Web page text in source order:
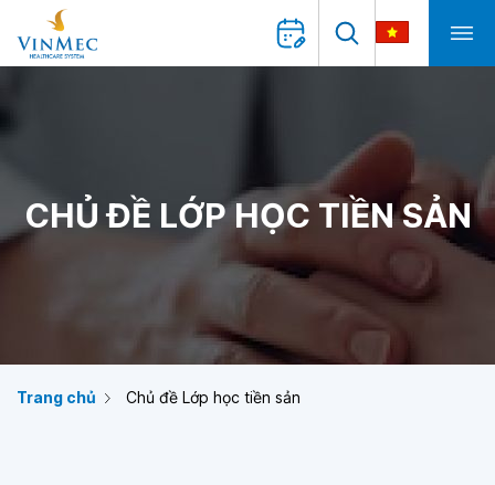
CHỦ ĐỀ LỚP HỌC TIỀN SẢN
Trang chủ Chủ đề Lớp học tiền sản